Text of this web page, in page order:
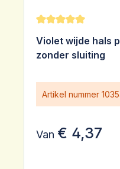
Gemiddelde
Violet wijde hals
zonder sluiting
Artikel nummer
Van € 4,37